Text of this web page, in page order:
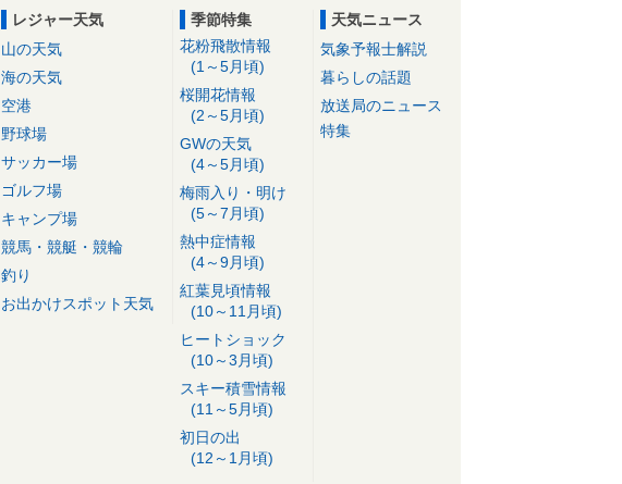
レジャー天気
山の天気
海の天気
空港
野球場
サッカー場
ゴルフ場
キャンプ場
競馬・競艇・競輪
釣り
お出かけスポット天気
季節特集
花粉飛散情報
(1～5月頃)
桜開花情報
(2～5月頃)
GWの天気
(4～5月頃)
梅雨入り・明け
(5～7月頃)
熱中症情報
(4～9月頃)
紅葉見頃情報
(10～11月頃)
ヒートショック
(10～3月頃)
スキー積雪情報
(11～5月頃)
初日の出
(12～1月頃)
天気ニュース
気象予報士解説
暮らしの話題
放送局のニュース
特集